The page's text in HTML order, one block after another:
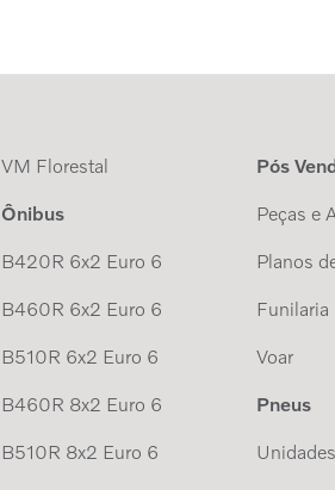
VM Florestal
Ônibus
B420R 6x2 Euro 6
B460R 6x2 Euro 6
B510R 6x2 Euro 6
B460R 8x2 Euro 6
B510R 8x2 Euro 6
Pós
Peças e
Planos
Funilaria
Voar
Pneus
Unidades